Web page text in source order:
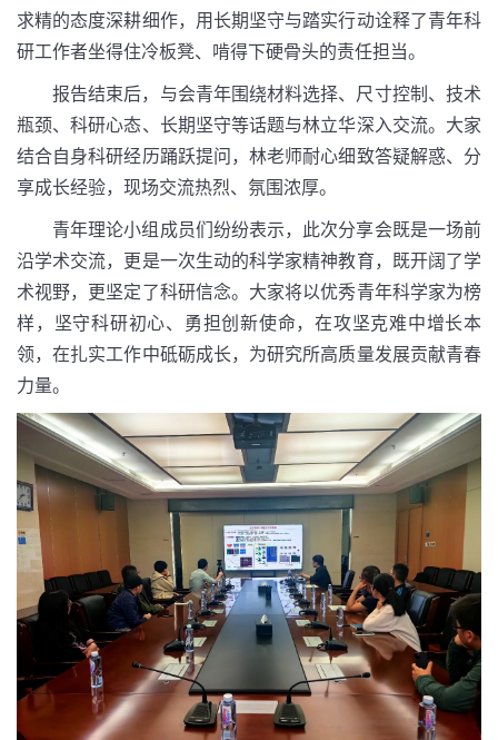
求精的态度深耕细作，用长期坚守与踏实行动诠释了青年科
研工作者坐得住冷板凳、啃得下硬骨头的责任担当。
报告结束后，与会青年围绕材料选择、尺寸控制、技术
瓶颈、科研心态、长期坚守等话题与林立华深入交流。大家
结合自身科研经历踊跃提问，林老师耐心细致答疑解惑、分
享成长经验，现场交流热烈、氛围浓厚。
青年理论小组成员们纷纷表示，此次分享会既是一场前
沿学术交流，更是一次生动的科学家精神教育，既开阔了学
术视野，更坚定了科研信念。大家将以优秀青年科学家为榜
样，坚守科研初心、勇担创新使命，在攻坚克难中增长本
领，在扎实工作中砥砺成长，为研究所高质量发展贡献青春
力量。